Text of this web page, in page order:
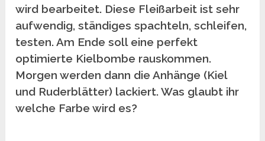
wird bearbeitet. Diese Fleißarbeit ist sehr
aufwendig, ständiges spachteln, schleifen,
testen. Am Ende soll eine perfekt
optimierte Kielbombe rauskommen.
Morgen werden dann die Anhänge (Kiel
und Ruderblätter) lackiert. Was glaubt ihr
welche Farbe wird es?